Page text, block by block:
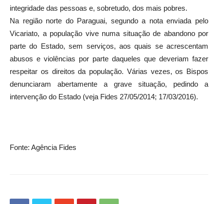
integridade das pessoas e, sobretudo, dos mais pobres.
Na região norte do Paraguai, segundo a nota enviada pelo
Vicariato, a população vive numa situação de abandono por
parte do Estado, sem serviços, aos quais se acrescentam
abusos e violências por parte daqueles que deveriam fazer
respeitar os direitos da população. Várias vezes, os Bispos
denunciaram abertamente a grave situação, pedindo a
intervenção do Estado (veja Fides 27/05/2014; 17/03/2016).
Fonte: Agência Fides